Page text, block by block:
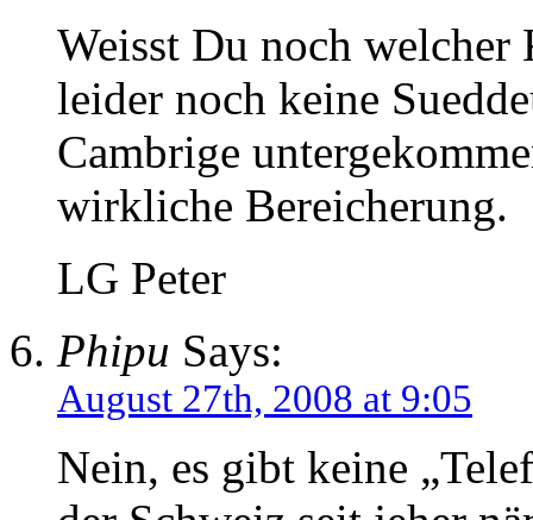
Weisst Du noch
leider noch keine
Cambrige
wirkliche Bereicherung.
LG Peter
Phipu Says:
August 27th, 2008 at 9:05
Nein, es gibt keine